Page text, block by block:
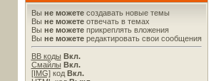
Вы не можетесоздавать новые темы
Вы не можетеотвечать в темах
Вы не можетеприкреплять вложения
Вы не можетередактировать свои сообщения
BB коды Вкл.
Смайлы Вкл.
[IMG]код Вкл.